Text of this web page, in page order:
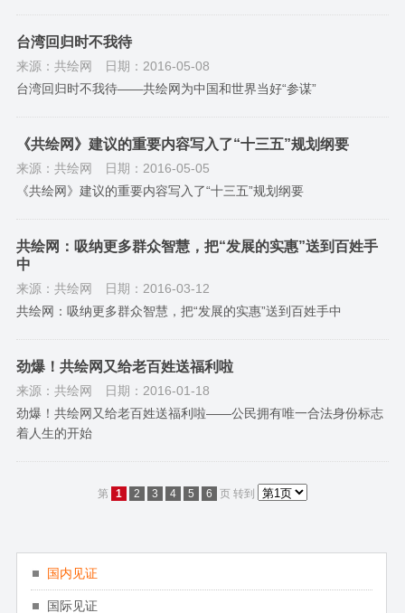
台湾回归时不我待
来源：共绘网
日期：2016-05-08
台湾回归时不我待——共绘网为中国和世界当好“参谋”
《共绘网》建议的重要内容写入了“十三五”规划纲要
来源：共绘网
日期：2016-05-05
《共绘网》建议的重要内容写入了“十三五”规划纲要
共绘网：吸纳更多群众智慧，把“发展的实惠”送到百姓手
中
来源：共绘网
日期：2016-03-12
共绘网：吸纳更多群众智慧，把“发展的实惠”送到百姓手中
劲爆！共绘网又给老百姓送福利啦
来源：共绘网
日期：2016-01-18
劲爆！共绘网又给老百姓送福利啦——公民拥有唯一合法身份标志
着人生的开始
第 1 2 3 4 5 6 页 转到
国内见证
国际见证